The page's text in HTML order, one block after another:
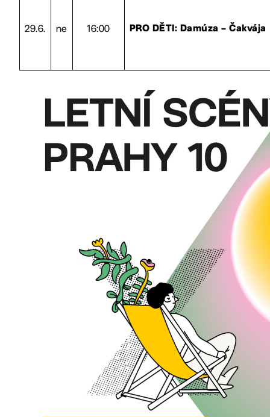
29.6. ne 16:00 PRO DĚTI: Damúza – Čakvája